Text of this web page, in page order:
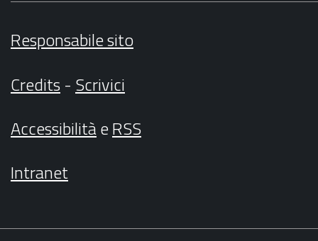
Responsabile sito
Credits- Scrivici
AccessibilitàeRSS
Intranet